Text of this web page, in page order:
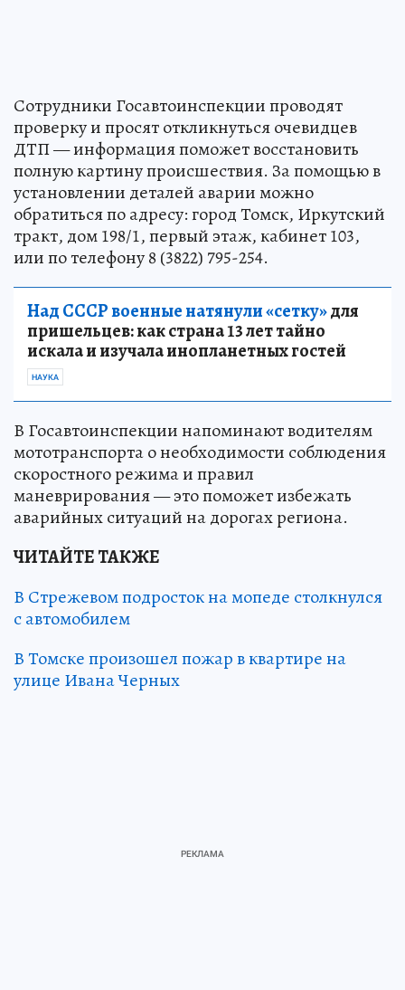
Сотрудники Госавтоинспекции проводят
проверку и просят откликнуться очевидцев
ДТП — информация поможет восстановить
полную картину происшествия. За помощью в
установлении деталей аварии можно
обратиться по адресу: город Томск, Иркутский
тракт, дом 198/1, первый этаж, кабинет 103,
или по телефону 8 (3822) 795-254.
Над СССР военные натянули «сетку»для
пришельцев: как страна 13 лет тайно
искала и изучала инопланетных гостей
НАУКА
В Госавтоинспекции напоминают водителям
мототранспорта о необходимости соблюдения
скоростного режима и правил
маневрирования — это поможет избежать
аварийных ситуаций на дорогах региона.
ЧИТАЙТЕ ТАКЖЕ
В Стрежевом подросток на мопеде столкнулся
с автомобилем
В Томске произошел пожар в квартире на
улице Ивана Черных